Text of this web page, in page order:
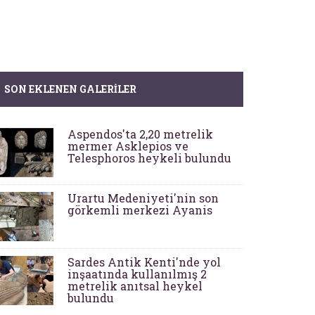
SON EKLENEN GALERILER
Aspendos'ta 2,20 metrelik
mermer Asklepios ve
Telesphoros heykeli bulundu
Urartu Medeniyeti'nin son
görkemli merkezi Ayanis
Sardes Antik Kenti'nde yol
inşaatında kullanılmış 2
metrelik anıtsal heykel
bulundu